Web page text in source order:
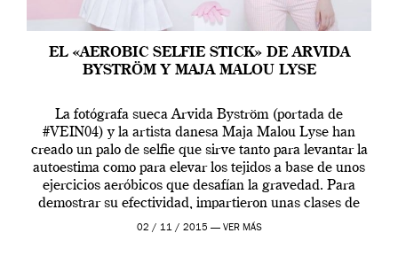
EL «AEROBIC SELFIE STICK» DE ARVIDA
BYSTRÖM Y MAJA MALOU LYSE
La fotógrafa sueca Arvida Byström (portada de
#VEIN04) y la artista danesa Maja Malou Lyse han
creado un palo de selfie que sirve tanto para levantar la
autoestima como para elevar los tejidos a base de unos
ejercicios aeróbicos que desafían la gravedad. Para
demostrar su efectividad, impartieron unas clases de
prueba en el Tate […]
02 / 11 / 2015 — VER MÁS